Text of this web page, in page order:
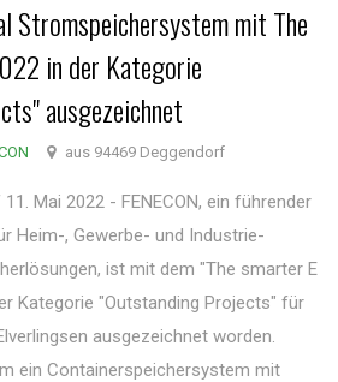
Stromspeichersystem mit The
in der Kategorie
ausgezeichnet
aus 94469 Deggendorf
Mai 2022 - FENECON, ein führender
Heim-, Gewerbe- und Industrie-
ist mit dem "The smarter E
Kategorie "Outstanding Projects" für
ausgezeichnet worden.
ein Containerspeichersystem mit